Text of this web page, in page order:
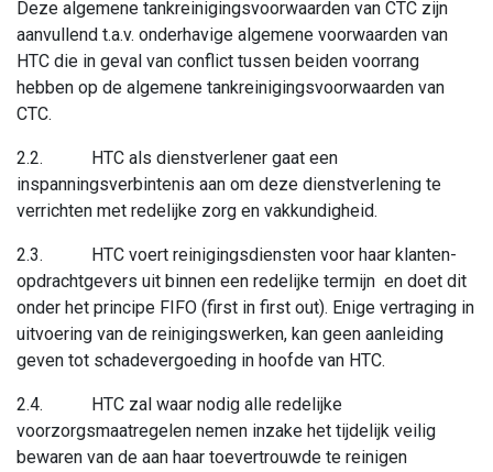
Deze algemene tankreinigingsvoorwaarden van CTC zijn
aanvullend t.a.v. onderhavige algemene voorwaarden van
HTC die in geval van conflict tussen beiden voorrang
hebben op de algemene tankreinigingsvoorwaarden van
CTC.
2.2. HTC als dienstverlener gaat een
inspanningsverbintenis aan om deze dienstverlening te
verrichten met redelijke zorg en vakkundigheid.
2.3. HTC voert reinigingsdiensten voor haar klanten-
opdrachtgevers uit binnen een redelijke termijn en doet dit
onder het principe FIFO (first in first out). Enige vertraging in
uitvoering van de reinigingswerken, kan geen aanleiding
geven tot schadevergoeding in hoofde van HTC.
2.4. HTC zal waar nodig alle redelijke
voorzorgsmaatregelen nemen inzake het tijdelijk veilig
bewaren van de aan haar toevertrouwde te reinigen